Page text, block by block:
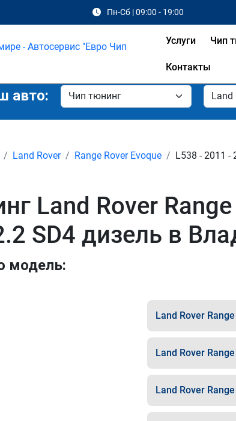
Пн-Сб | 09:00 - 19:00
Услуги Чип
Контакты
авто:
Land Rover Range Rover Evoque L538 - 2011 -
Land Rover
SD4 дизель в
модель:
Land Rover
Land Rover
Land Rover